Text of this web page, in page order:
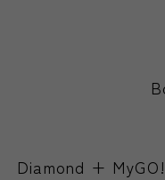
Diamond +